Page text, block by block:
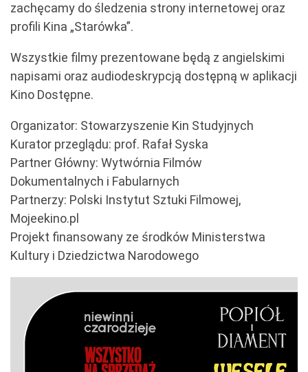
zachęcamy do śledzenia strony internetowej oraz
profili Kina „Starówka”.
Wszystkie filmy prezentowane będą z angielskimi
napisami oraz audiodeskrypcją dostępną w aplikacji
Kino Dostępne.
Organizator: Stowarzyszenie Kin Studyjnych
Kurator przeglądu: prof. Rafał Syska
Partner Główny: Wytwórnia Filmów
Dokumentalnych i Fabularnych
Partnerzy: Polski Instytut Sztuki Filmowej,
Mojeekino.pl
Projekt finansowany ze środków Ministerstwa
Kultury i Dziedzictwa Narodowego